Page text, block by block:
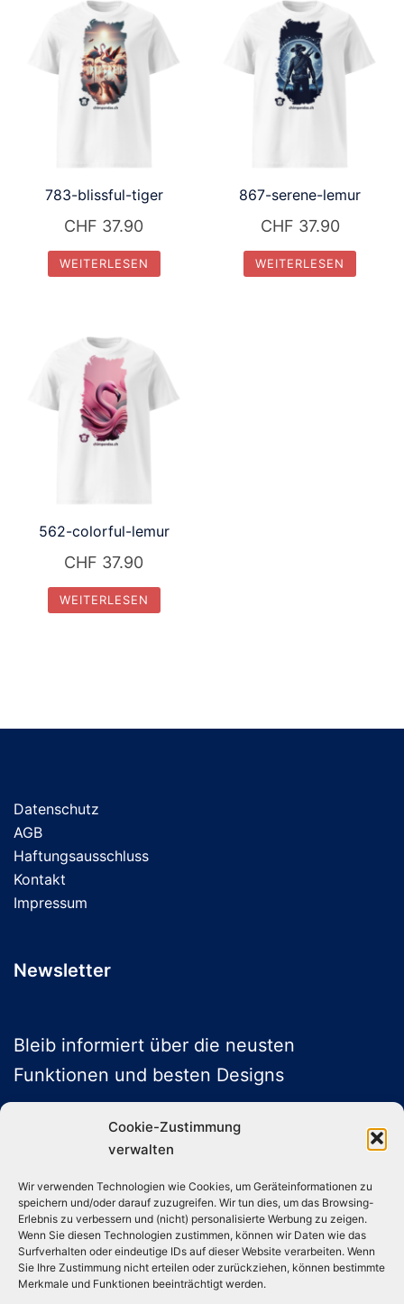
Cookie-Zustimmung
verwalten
Wir verwenden Technologien wie Cookies, um Geräteinformationen zu
speichern und/oder darauf zuzugreifen. Wir tun dies, um das Browsing-
Erlebnis zu verbessern und (nicht) personalisierte Werbung zu zeigen.
Wenn Sie diesen Technologien zustimmen, können wir Daten wie das
Surfverhalten oder eindeutige IDs auf dieser Website verarbeiten. Wenn
Sie Ihre Zustimmung nicht erteilen oder zurückziehen, können bestimmte
Merkmale und Funktionen beeinträchtigt werden.
783-blissful-tiger
CHF 37.90
WEITERLESEN
867-serene-lemur
CHF 37.90
WEITERLESEN
562-colorful-lemur
CHF 37.90
WEITERLESEN
Datenschutz
AGB
Haftungsausschluss
Kontakt
Impressum
Newsletter
Bleib informiert über die neusten
Funktionen und besten Designs
ABONNIEREN
Folge uns auf Social Media